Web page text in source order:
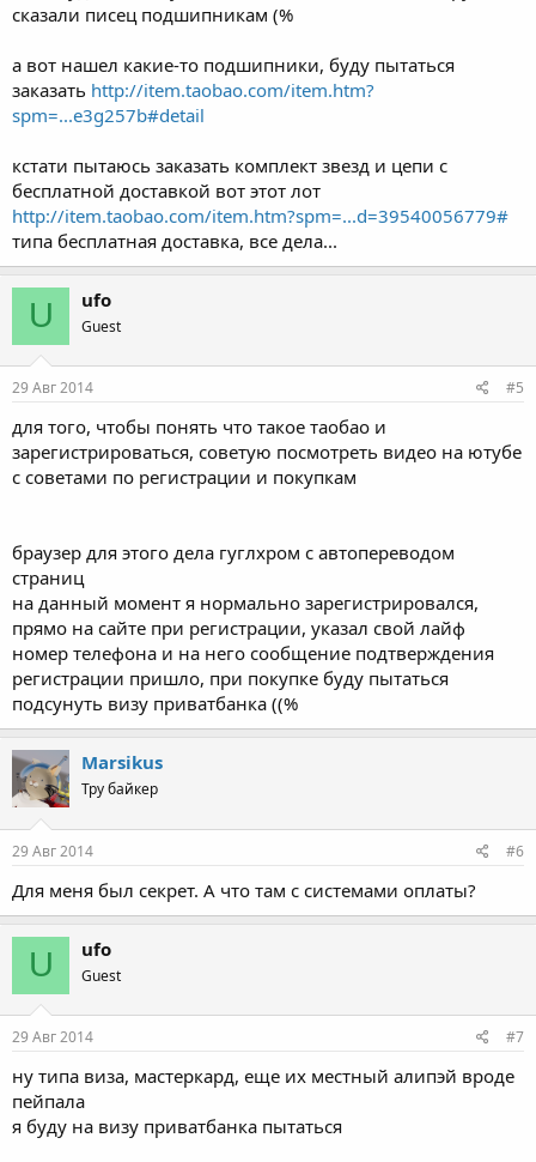
сказали писец подшипникам (%
а вот нашел какие-то подшипники, буду пытаться
заказать http://item.taobao.com/item.htm?
spm=...e3g257b#detail
кстати пытаюсь заказать комплект звезд и цепи с
бесплатной доставкой вот этот лот
http://item.taobao.com/item.htm?spm=...d=39540056779#
типа бесплатная доставка, все дела...
U ufo
Guest
29 Авг 2014 #5
для того, чтобы понять что такое таобао и
зарегистрироваться, советую посмотреть видео на ютубе
с советами по регистрации и покупкам
браузер для этого дела гуглхром с автопереводом
страниц
на данный момент я нормально зарегистрировался,
прямо на сайте при регистрации, указал свой лайф
номер телефона и на него сообщение подтверждения
регистрации пришло, при покупке буду пытаться
подсунуть визу приватбанка ((%
Marsikus
Тру байкер
29 Авг 2014 #6
Для меня был секрет. А что там с системами оплаты?
U ufo
Guest
29 Авг 2014 #7
ну типа виза, мастеркард, еще их местный алипэй вроде
пейпала
я буду на визу приватбанка пытаться